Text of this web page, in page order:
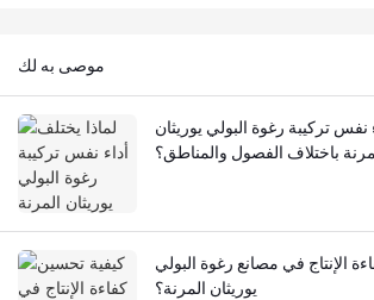
موصى به لك
نفس تركيبة رغوة البولي يوريثان
باختلاف الفصول والمناطق؟
الإنتاج في مصانع رغوة البولي
يوريثان المرنة؟